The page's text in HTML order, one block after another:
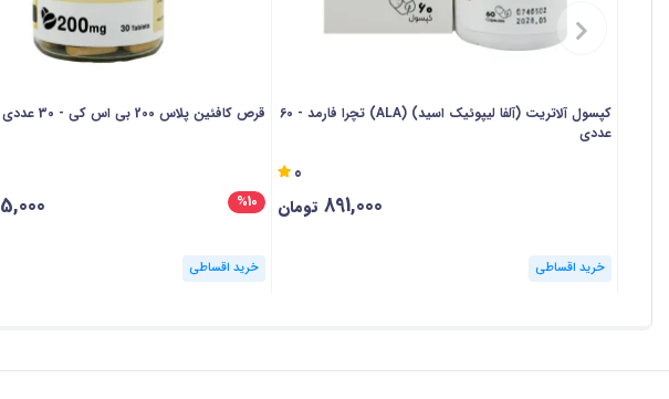
کپسول آلاتریت (آلفا لیپوئیک اسید) (ALA) تچرا فارمد - 60
عددی
0
891,000 تومان
خرید اقساطی
قرص کافئین پلاس 200 بی اس کی - 30 عددی
%10
خرید اقساطی